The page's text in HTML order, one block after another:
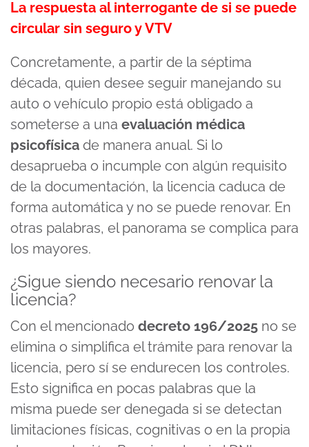
La respuesta al interrogante de si se puede
circular sin seguro y VTV
Concretamente, a partir de la séptima
década, quien desee seguir manejando su
auto o vehículo propio está obligado a
someterse a una evaluación médica
psicofísica de manera anual. Si lo
desaprueba o incumple con algún requisito
de la documentación, la licencia caduca de
forma automática y no se puede renovar. En
otras palabras, el panorama se complica para
los mayores.
¿Sigue siendo necesario renovar la
licencia?
Con el mencionado decreto 196/2025 no se
elimina o simplifica el trámite para renovar la
licencia, pero sí se endurecen los controles.
Esto significa en pocas palabras que la
misma puede ser denegada si se detectan
limitaciones físicas, cognitivas o en la propia